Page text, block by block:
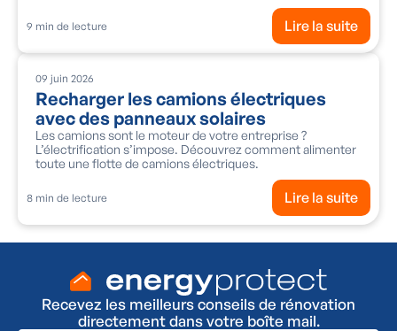
9 min de lecture Lire la suite
09 juin 2026
Recharger les camions électriques
avec des panneaux solaires
Les camions sont le moteur de votre entreprise ?
L’électrification s’impose. Découvrez comment alimenter
toute une flotte de camions électriques.
8 min de lecture Lire la suite
Recevez les meilleurs conseils de rénovation
directement dans votre boîte mail.